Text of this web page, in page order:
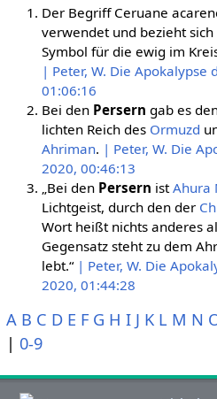
Der Begriff Ceruane
verwendet und bezieht
Symbol für die ewig im
| Peter, W. Die Apokalypse
01:06:16
Bei den Persern gab es
lichten Reich des Ormuzd
Ahriman. | Peter, W. Die
2020, 00:46:13
„Bei den Persern istAhura
Lichtgeist, durch den der
Wort heißt nichts anderes
Gegensatz steht zu dem
lebt.“ | Peter, W. Die
2020, 01:44:28
A B C D E F G H I J K L M N
| 0-9